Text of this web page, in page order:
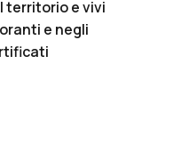
territorio e vivi
e negli